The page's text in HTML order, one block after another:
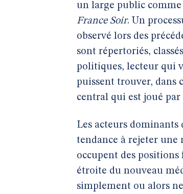
un large public
France Soir. Un
observé lors des
sont répertoriés,
politiques, lecteur qui
puissent trouver, dans
central qui est joué
Les acteurs dominants
tendance à rejeter une
occupent des
étroite du nouveau
simplement ou alors